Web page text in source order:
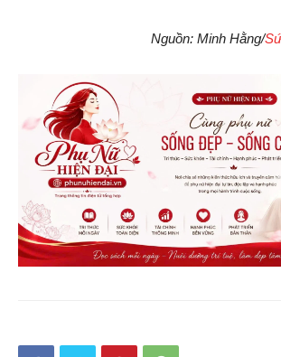
Nguồn: Minh Hằng/